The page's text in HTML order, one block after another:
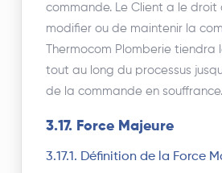
commande. Le Client a le droit
modifier ou de maintenir la
Thermocom Plomberie tiendra
tout au long du processus
de la commande en souffrance.
3.17. Force Majeure
3.17.1. Définition de la Force